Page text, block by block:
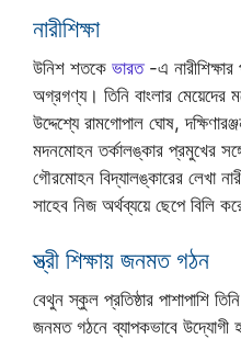
নারীশিক্ষা
উনিশ শতকে ভারত-এ নারীশিক্ষার
অগ্রগণ্য। তিনি বাংলার মেয়েদের
উদ্দেশ্যে রামগোপাল ঘোষ,
মদনমোহন তর্কালঙ্কার প্রমুখের
গৌরমোহন বিদ্যালঙ্কারের লেখা
সাহেব নিজ অর্থব্যয়ে ছেপে বিলি
স্ত্রী শিক্ষায় জনমত গঠন
বেথুন স্কুল প্রতিষ্ঠার পাশাপাশি
জনমত গঠনে ব্যাপকভাবে উদ্যোগী